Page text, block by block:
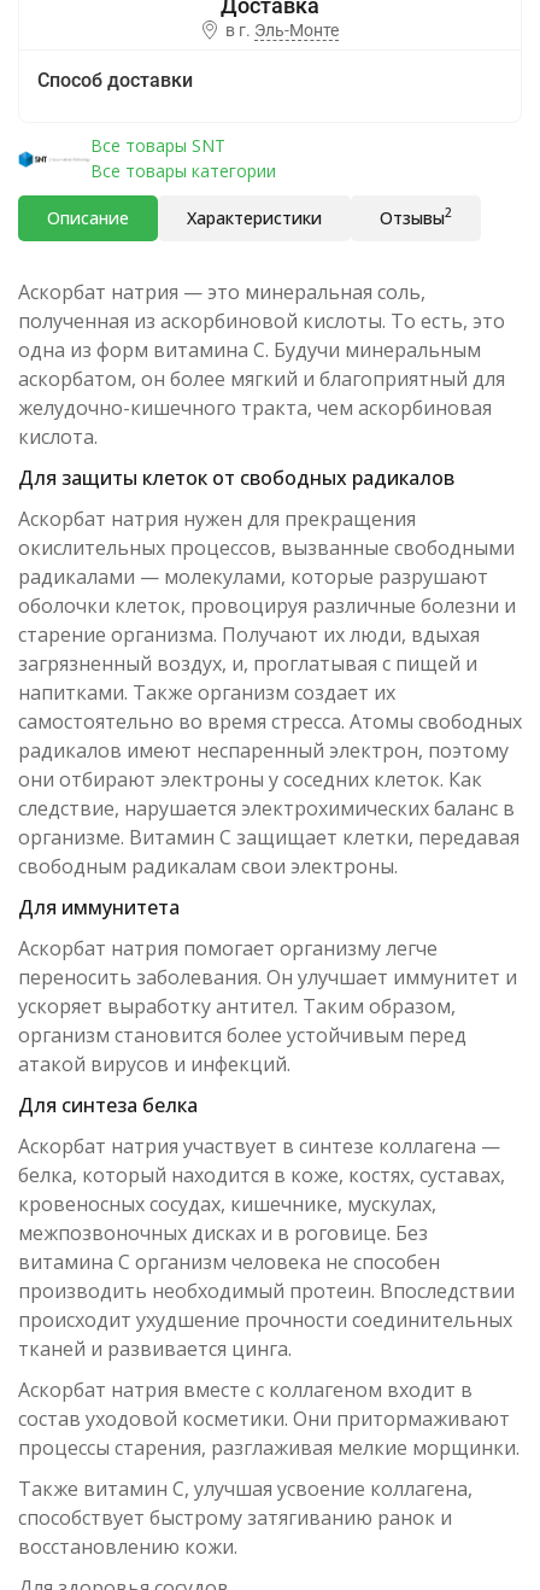
в г. Эль-Монте
Способ доставки
Все товары SNT
Все товары категории
Описание Характеристики Отзывы2
Аскорбат натрия — это минеральная соль,
полученная из аскорбиновой кислоты. То есть, это
одна из форм витамина C. Будучи минеральным
аскорбатом, он более мягкий и благоприятный для
желудочно-кишечного тракта, чем аскорбиновая
кислота.
Для защиты клеток от свободных радикалов
Аскорбат натрия нужен для прекращения
окислительных процессов, вызванные свободными
радикалами — молекулами, которые разрушают
оболочки клеток, провоцируя различные болезни и
старение организма. Получают их люди, вдыхая
загрязненный воздух, и, проглатывая с пищей и
напитками. Также организм создает их
самостоятельно во время стресса. Атомы свободных
радикалов имеют неспаренный электрон, поэтому
они отбирают электроны у соседних клеток. Как
следствие, нарушается электрохимических баланс в
организме. Витамин C защищает клетки, передавая
свободным радикалам свои электроны.
Для иммунитета
Аскорбат натрия помогает организму легче
переносить заболевания. Он улучшает иммунитет и
ускоряет выработку антител. Таким образом,
организм становится более устойчивым перед
атакой вирусов и инфекций.
Для синтеза белка
Аскорбат натрия участвует в синтезе коллагена —
белка, который находится в коже, костях, суставах,
кровеносных сосудах, кишечнике, мускулах,
межпозвоночных дисках и в роговице. Без
витамина С организм человека не способен
производить необходимый протеин. Впоследствии
происходит ухудшение прочности соединительных
тканей и развивается цинга.
Аскорбат натрия вместе с коллагеном входит в
состав уходовой косметики. Они притормаживают
процессы старения, разглаживая мелкие морщинки.
Также витамин С, улучшая усвоение коллагена,
способствует быстрому затягиванию ранок и
восстановлению кожи.